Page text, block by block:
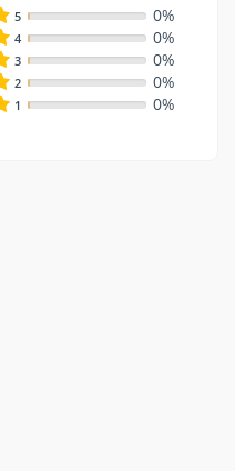
5 0%
4 0%
3 0%
2 0%
1 0%